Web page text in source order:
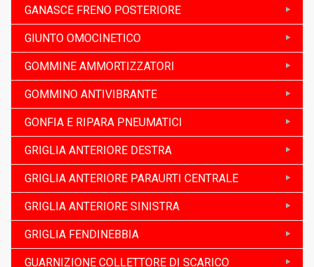
GANASCE FRENO POSTERIORE
GIUNTO OMOCINETICO
GOMMINE AMMORTIZZATORI
GOMMINO ANTIVIBRANTE
GONFIA E RIPARA PNEUMATICI
GRIGLIA ANTERIORE DESTRA
GRIGLIA ANTERIORE PARAURTI CENTRALE
GRIGLIA ANTERIORE SINISTRA
GRIGLIA FENDINEBBIA
GUARNIZIONE COLLETTORE DI SCARICO